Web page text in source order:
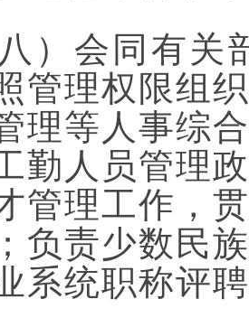
八 ）会同有关
管理权限组
理等人事综
勤人员管理
管理工作，
负责少数民
系统职称评